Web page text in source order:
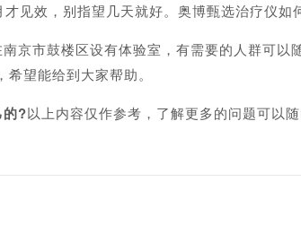
效，别指望几天就好。奥博甄选治疗仪如
市鼓楼区设有体验室，有需要的人群可以
望能给到大家帮助。
的?以上内容仅作参考，了解更多的问题可以